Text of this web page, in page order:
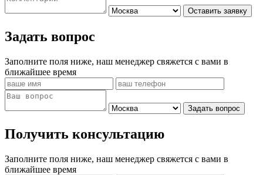
Оставить заявку
Задать вопрос
Заполните поля ниже, наш менеджер свяжется с вами в
ближайшее время
Задать вопрос
Получить консультацию
Заполните поля ниже, наш менеджер свяжется с вами в
ближайшее время